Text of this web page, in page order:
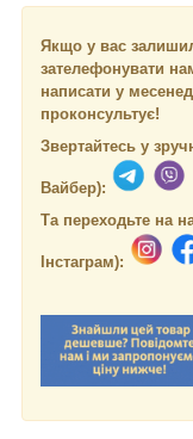
Якщо у вас
зателефонувати
написати у
проконсультує!
Звертайтесь у
Вайбер):
Та переходьте на
Інстаграм):